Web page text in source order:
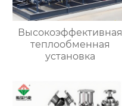
Высокоэффективная
теплообменная
установка